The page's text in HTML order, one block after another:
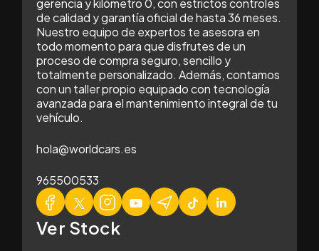
gerencia y kilómetro 0, con estrictos controles
de calidad y garantía oficial de hasta 36 meses.
Nuestro equipo de expertos te asesora en
todo momento para que disfrutes de un
proceso de compra seguro, sencillo y
totalmente personalizado. Además, contamos
con un taller propio equipado con tecnología
avanzada para el mantenimiento integral de tu
vehículo.
hola@worldcars.es
965500533
Ver Stock